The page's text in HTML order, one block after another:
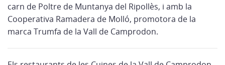
carn de Poltre de Muntanya del Ripollès, i amb la
Cooperativa Ramadera de Molló, promotora de la
marca Trumfa de la Vall de Camprodon.